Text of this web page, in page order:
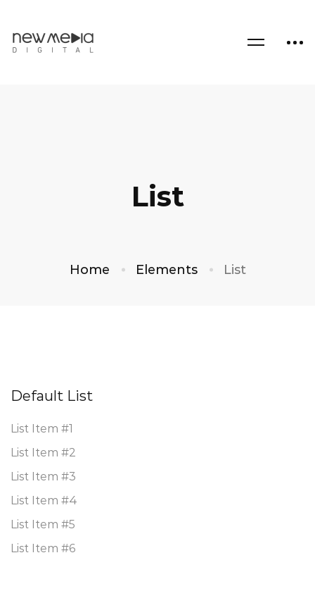
List
Home Elements List
Default List
List Item #1
List Item #2
List Item #3
List Item #4
List Item #5
List Item #6